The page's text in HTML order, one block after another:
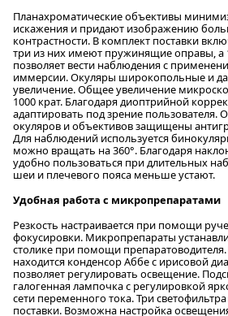
Планахроматические объективы
искажения и придают изображению
контрастности. В комплект поставки
три из них имеют пружинящие оправы, а
позволяет вести наблюдения с
иммерсии. Окуляры широкопольные и
увеличение. Общее увеличение
1000 крат. Благодаря диоптрийной
адаптировать под зрение пользователя.
окуляров и объективов защищены
Для наблюдений используется
можно вращать на 360°. Благодаря
удобно пользоваться при длительных
шеи и плечевого пояса меньше устают.
Удобная работа с микропрепаратами
Резкость настраивается при помощи
фокусировки. Микропрепараты
столике при помощи
находится конденсор Аббе с ирисовой
позволяет регулировать освещение.
галогенная лампочка с регулировкой
сети переменного тока. Три
поставки. Возможна настройка